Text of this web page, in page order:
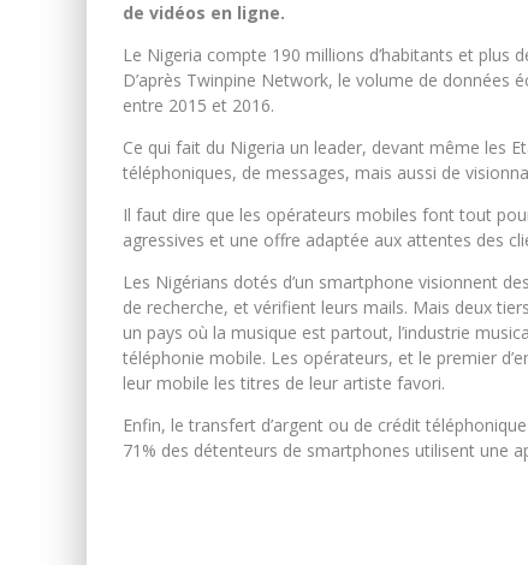
de vidéos en ligne.
Le Nigeria compte 190 millions d’habitants et plus
D’après Twinpine Network, le volume de données
entre 2015 et 2016.
Ce qui fait du Nigeria un leader, devant même les
téléphoniques, de messages, mais aussi de
Il faut dire que les opérateurs mobiles font tout
agressives et une offre adaptée aux attentes des
Les Nigérians dotés d’un smartphone visionnent
de recherche, et vérifient leurs mails. Mais deux
un pays où la musique est partout, l’industrie
téléphonie mobile. Les opérateurs, et le premier
leur mobile les titres de leur artiste favori.
Enfin, le transfert d’argent ou de crédit
71% des détenteurs de smartphones utilisent une